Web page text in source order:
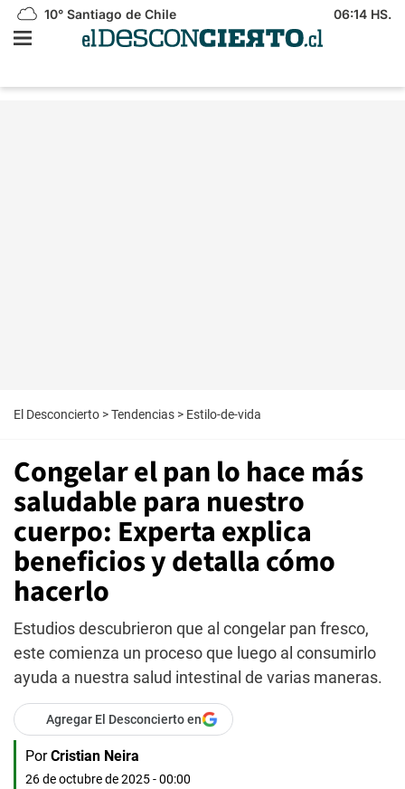
10° Santiago de Chile 06:14 HS.
El Desconcierto >Tendencias > Estilo-de-vida
Congelar el pan lo hace más
saludable para nuestro
cuerpo: Experta explica
beneficios y detalla cómo
hacerlo
Estudios descubrieron que al congelar pan fresco,
este comienza un proceso que luego al consumirlo
ayuda a nuestra salud intestinal de varias maneras.
Agregar El Desconcierto en
Por Cristian Neira
26 de octubre de 2025 - 00:00